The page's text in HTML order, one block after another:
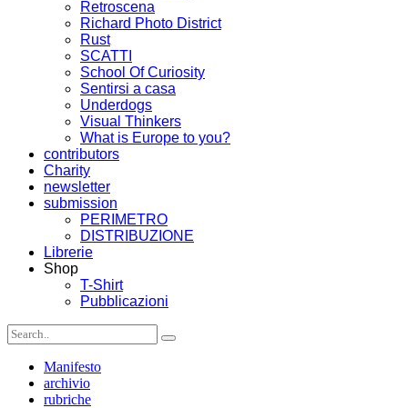
Retroscena
Richard Photo District
Rust
SCATTI
School Of Curiosity
Sentirsi a casa
Underdogs
Visual Thinkers
What is Europe to you?
contributors
Charity
newsletter
submission
PERIMETRO
DISTRIBUZIONE
Librerie
Shop
T-Shirt
Pubblicazioni
Manifesto
archivio
rubriche